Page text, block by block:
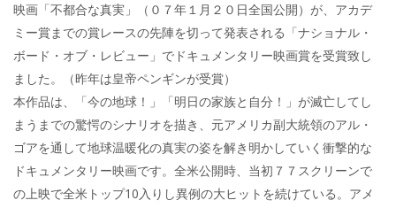
映画「不都合な真実」（０７年１月２０日全国公開）が、アカデ
ミー賞までの賞レースの先陣を切って発表される「ナショナル・
ボード・オブ・レビュー」でドキュメンタリー映画賞を受賞致し
ました。（昨年は皇帝ペンギンが受賞）
本作品は、「今の地球！」「明日の家族と自分！」が滅亡してし
まうまでの驚愕のシナリオを描き、元アメリカ副大統領のアル・
ゴアを通して地球温暖化の真実の姿を解き明かしていく衝撃的な
ドキュメンタリー映画です。全米公開時、当初７７スクリーンで
の上映で全米トップ10入りし異例の大ヒットを続けている。アメ